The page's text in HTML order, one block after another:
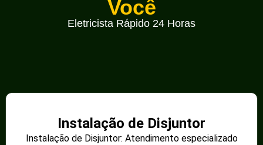
Você
Eletricista Rápido 24 Horas
Instalação de Disjuntor
Instalação de Disjuntor: Atendimento especializado